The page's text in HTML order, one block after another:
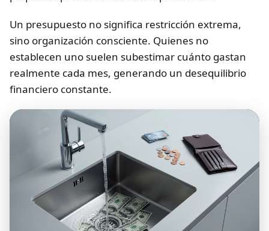
Un presupuesto no significa restricción extrema,
sino organización consciente. Quienes no
establecen uno suelen subestimar cuánto gastan
realmente cada mes, generando un desequilibrio
financiero constante.